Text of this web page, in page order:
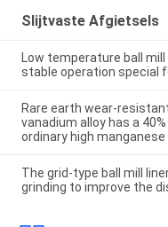
Slijtvaste Afgietsels
Low temperature ball
stable operation special
Rare earth wear-
vanadium alloy has a
ordinary high manganese
The grid-type ball mill
grinding to improve the